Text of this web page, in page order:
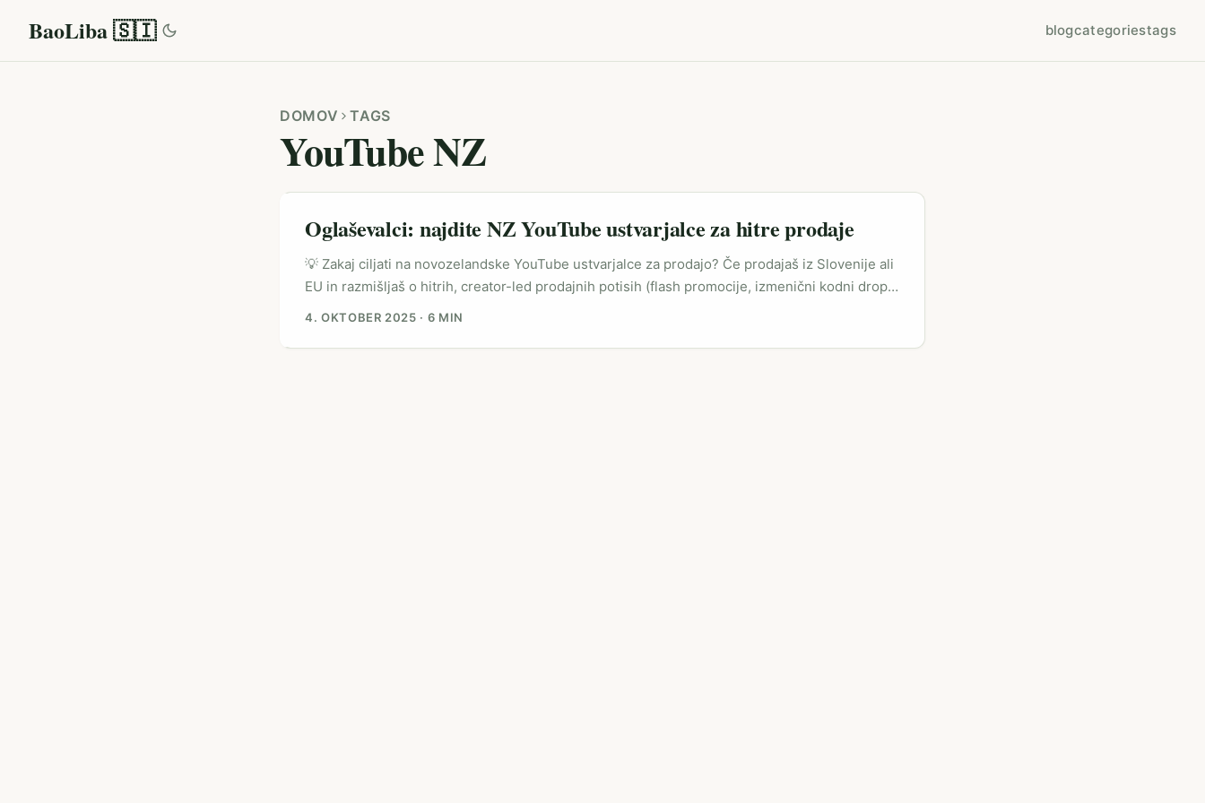
BaoLiba 🇸🇮 blogcategoriestags
DOMOV TAGS
YouTube NZ
Oglaševalci: najdite NZ YouTube ustvarjalce za hitre prodaje
💡 Zakaj ciljati na novozelandske YouTube ustvarjalce za prodajo? Če prodajaš iz Slovenije ali
EU in razmišljaš o hitrih, creator-led prodajnih potisih (flash promocije, izmenični kodni drops,
affiliate launches), New Zealand (NZ) ponuja podcenjeno kombinacijo — visoka penetracija
formatе (Shorts, live shopping, sponsorship integrations). Platforme so v zadnjih letih (npr.
4. OKTOBER 2025 · 6 MIN